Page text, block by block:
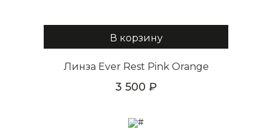
В корзину
Линза Ever Rest Pink Orange
3 500